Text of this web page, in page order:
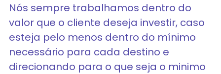
Nós sempre trabalhamos dentro do
valor que o cliente deseja investir, caso
esteja pelo menos dentro do mínimo
necessário para cada destino e
direcionando para o que seja o minimo